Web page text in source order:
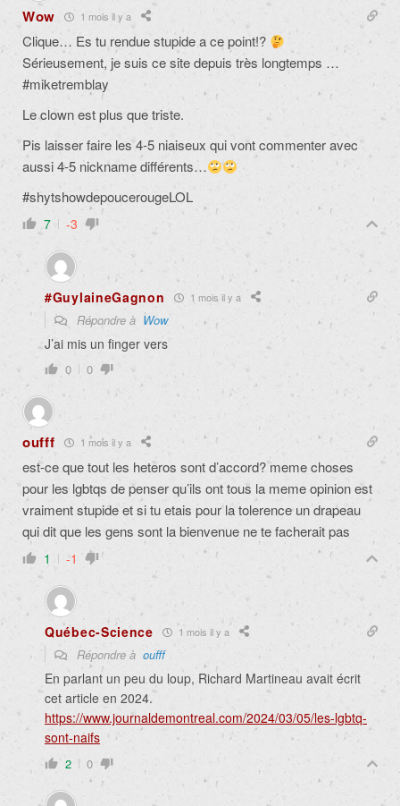
Wow 1 mois il y a
Clique… Es tu rendue stupide a ce point!?
Sérieusement, je suis ce site depuis très longtemps …
#miketremblay
Le clown est plus que triste.
Pis laisser faire les 4-5 niaiseux qui vont commenter avec
aussi 4-5 nickname différents…
#shytshowdepoucerougeLOL
7 -3
#GuylaineGagnon 1 mois il y a
Répondre à Wow
J’ai mis un finger vers
0 0
oufff 1 mois il y a
est-ce que tout les heteros sont d’accord? meme choses
pour les lgbtqs de penser qu’ils ont tous la meme opinion est
vraiment stupide et si tu etais pour la tolerence un drapeau
qui dit que les gens sont la bienvenue ne te facherait pas
1 -1
Québec-Science 1 mois il y a
Répondre à oufff
En parlant un peu du loup, Richard Martineau avait écrit
cet article en 2024.
https://www.journaldemontreal.com/2024/03/05/les-lgbtq-
sont-naifs
2 0